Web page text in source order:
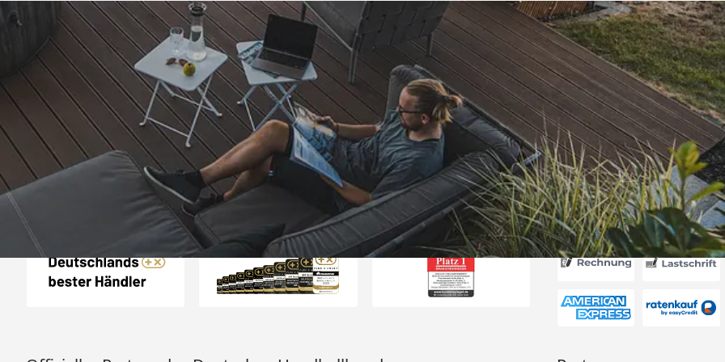
Trusted Shops
4,85/ 5
15.823 Bewertungen
„Schnell und zuverlässig! Schön,
dass es hier auch Ersatzteile für
Weber Grill etc. gibt. “
06.08.2026
Versand
Auszeichnungen Akzeptierte